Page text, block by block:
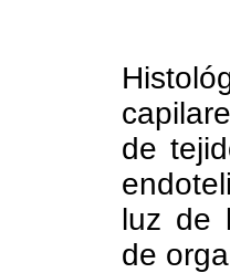
de
luz de
de